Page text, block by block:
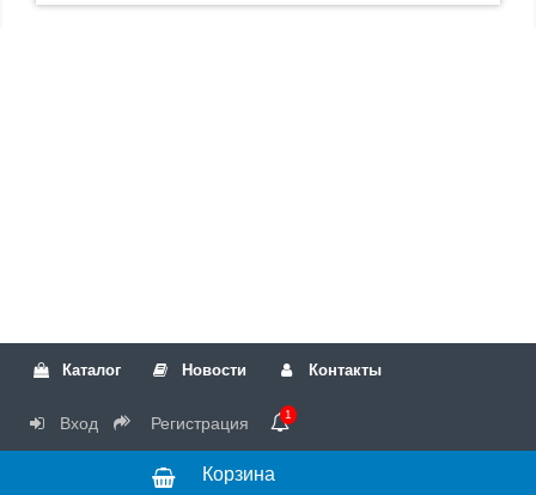
Каталог Новости Контакты
Вход Регистрация 1
Корзина